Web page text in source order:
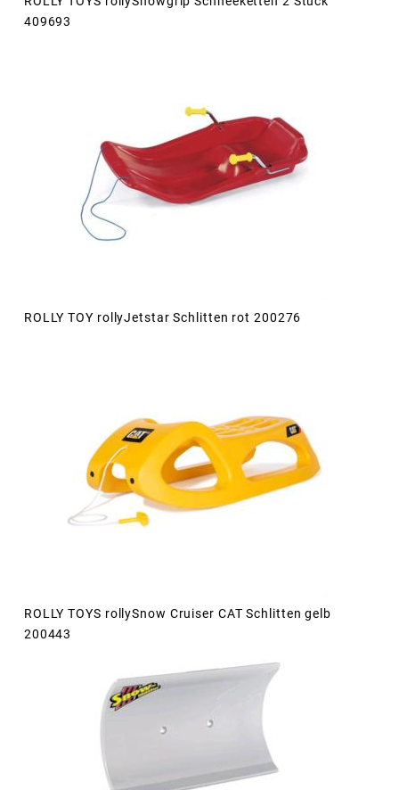
409693
ROLLY TOY rollyJetstar Schlitten rot 200276
ROLLY TOYS rollySnow Cruiser CAT Schlitten gelb
200443